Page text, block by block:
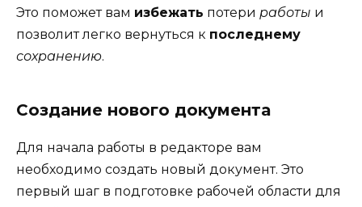
Это поможет вам избежать потери работы и
позволит легко вернуться к последнему
сохранению.
Создание нового документа
Для начала работы в редакторе вам
необходимо создать новый документ. Это
первый шаг в подготовке рабочей области для